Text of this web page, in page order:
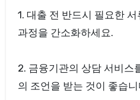
1. 대출 전 반드시 필요한
과정을 간소화하세요.
2. 금융기관의 상담 서비스
의 조언을 받는 것이 좋습니